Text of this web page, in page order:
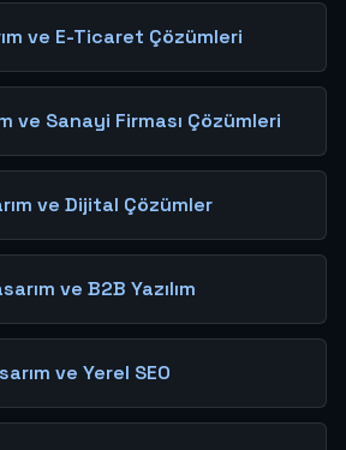
ve E-Ticaret Çözümleri
ve Sanayi Firması Çözümleri
ve Dijital Çözümler
ve B2B Yazılım
ve Yerel SEO